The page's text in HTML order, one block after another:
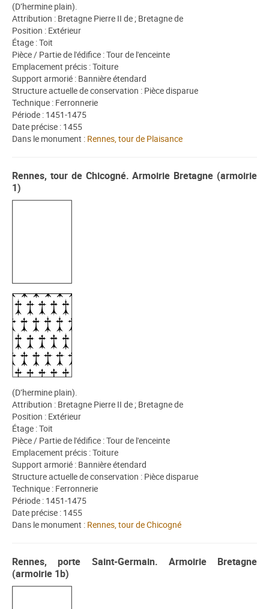
(D’hermine plain).
Attribution : Bretagne Pierre II de ; Bretagne de
Position : Extérieur
Étage : Toit
Pièce / Partie de l'édifice : Tour de l'enceinte
Emplacement précis : Toiture
Support armorié : Bannière étendard
Structure actuelle de conservation : Pièce disparue
Technique : Ferronnerie
Période : 1451-1475
Date précise : 1455
Dans le monument : Rennes, tour de Plaisance
Rennes, tour de Chicogné. Armoirie Bretagne (armoirie
1)
(D’hermine plain).
Attribution : Bretagne Pierre II de ; Bretagne de
Position : Extérieur
Étage : Toit
Pièce / Partie de l'édifice : Tour de l'enceinte
Emplacement précis : Toiture
Support armorié : Bannière étendard
Structure actuelle de conservation : Pièce disparue
Technique : Ferronnerie
Période : 1451-1475
Date précise : 1455
Dans le monument : Rennes, tour de Chicogné
Rennes, porte Saint-Germain. Armoirie Bretagne
(armoirie 1b)